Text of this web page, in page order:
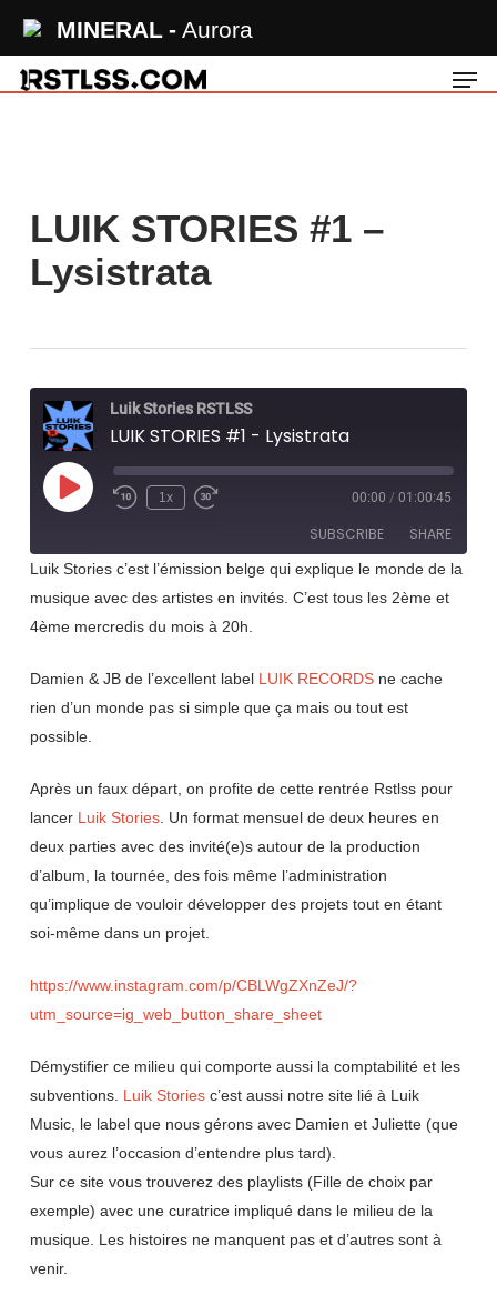
MINERAL Aurora
main
LUIK STORIES #1 –
Lysistrata
Luik Stories RSTLSS
LUIK STORIES #1 - Lysistrata
Play
Episode Rewind
1x
Fast
seconds
00:00 / 01:00:45
SUBSCRIBE SHARE
SHARE
EMBED
Luik Stories c’est l’émission belge qui explique le monde de la
musique avec des artistes en invités. C’est tous les 2ème et
4ème mercredis du mois à 20h.
Damien & JB de l’excellent label LUIK RECORDSne cache
rien d’un monde pas si simple que ça mais ou tout est
possible.
Après un faux départ, on profite de cette rentrée Rstlss pour
lancer Luik Stories. Un format mensuel de deux heures en
deux parties avec des invité(e)s autour de la production
d’album, la tournée, des fois même l’administration
qu’implique de vouloir développer des projets tout en étant
soi-même dans un projet.
https://www.instagram.com/p/CBLWgZXnZeJ/?
utm_source=ig_web_button_share_sheet
Démystifier ce milieu qui comporte aussi la comptabilité et les
subventions. Luik Storiesc’est aussi notre site lié à Luik
Music, le label que nous gérons avec Damien et Juliette (que
vous aurez l’occasion d’entendre plus tard).
Sur ce site vous trouverez des playlists (Fille de choix par
exemple) avec une curatrice impliqué dans le milieu de la
musique. Les histoires ne manquent pas et d’autres sont à
venir.